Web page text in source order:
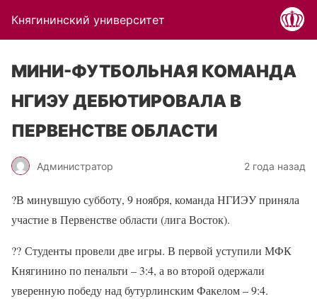
Княгининский университет
МИНИ-ФУТБОЛЬНАЯ КОМАНДА
НГИЭУ ДЕБЮТИРОВАЛА В
ПЕРВЕНСТВЕ ОБЛАСТИ
Администратор 2 года назад
?В минувшую субботу, 9 ноября, команда НГИЭУ приняла
участие в Первенстве области (лига Восток).
?? Студенты провели две игры. В первой уступили МФК
Княгинино по пенальти – 3:4, а во второй одержали
уверенную победу над бутурлинским Факелом – 9:4.